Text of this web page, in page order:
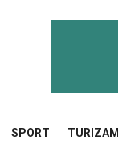
SPORT TURIZAM